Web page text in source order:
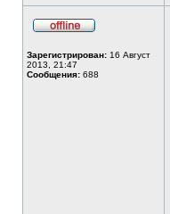
сети
Зарегистрирован: 16 Август
2013, 21:47
Сообщения: 688